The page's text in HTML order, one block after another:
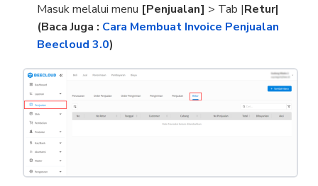
Masuk melalui menu [Penjualan] > Tab |Retur|
(Baca Juga : Cara Membuat Invoice Penjualan
Beecloud 3.0)